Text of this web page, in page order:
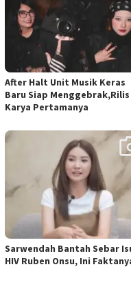
After Halt Unit Musik Keras
Baru Siap Menggebrak,Rilis
Karya Pertamanya
Sarwendah Bantah Sebar
HIV Ruben Onsu, Ini